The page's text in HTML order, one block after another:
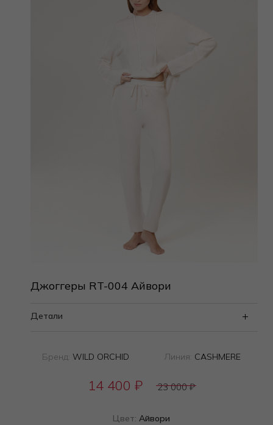
Джоггеры RT-004 Айвори
Детали
Бренд: WILD ORCHID Линия: CASHMERE
14 400 ₽ 23 000₽
Цвет: Айвори